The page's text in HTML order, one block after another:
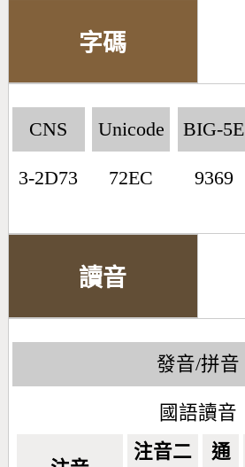
字碼
CNS
3-2D73
Unicode
72EC
BIG-5E
9369
讀音
發音/拼音
國語讀音
注音二 通